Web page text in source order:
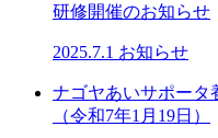
研修開催のお知らせ
2025.7.1 お知らせ
ナゴヤあいサポータ
（令和7年1月19日）